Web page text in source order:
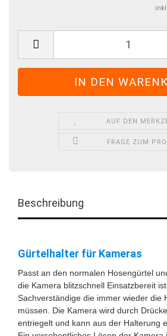
AUF DEN
FRAGE ZUM
Beschreibung
Gürtelhalter für Kameras
Passt an den normalen Hosengürtel
die Kamera blitzschnell Einsatzbereit
Sachverständige die immer wieder die
müssen. Die Kamera wird durch
entriegelt und kann aus der Halterung